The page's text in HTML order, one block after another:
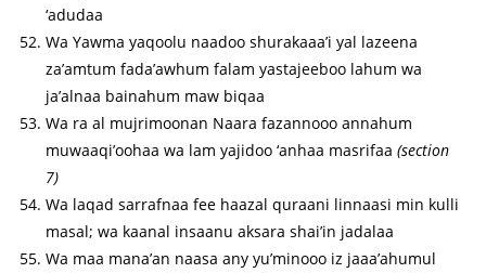
‘adudaa
Wa Yawma yaqoolu naadoo shurakaaa’i yal lazeena
za’amtum fada’awhum falam yastajeeboo lahum wa
ja’alnaa bainahum maw biqaa
Wa ra al mujrimoonan Naara fazannooo annahum
muwaaqi’oohaa wa lam yajidoo ‘anhaa masrifaa(section
7)
Wa laqad sarrafnaa fee haazal quraani linnaasi min kulli
masal; wa kaanal insaanu aksara shai’in jadalaa
Wa maa mana’an naasa any yu’minooo iz jaaa’ahumul